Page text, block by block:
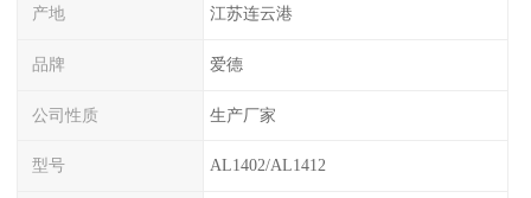
产地 江苏连云港
品牌 爱德
公司性质 生产厂家
型号 AL1402/AL1412